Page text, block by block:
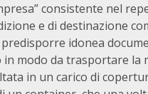
consistente nel
e di destinazione
idonea
modo da trasportare la
in un carico di